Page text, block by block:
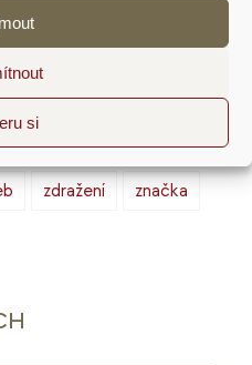
si
reputace
rituály
tarot
zdražení
značka